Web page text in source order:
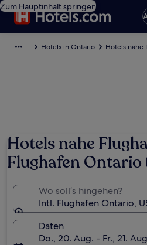
Zum Hauptinhalt springen
Hotels in Ontario Hotels nahe
Hotels nahe
Flughafen Ontario
Wo soll’s hingehen?
Intl. Flughafen Ontario,
Daten
Do., 20. Aug. - Fr., 21.